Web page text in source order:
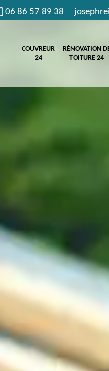
06 86 57 89 38
COUVREUR
24
RÉNOVATION
TOITURE 24